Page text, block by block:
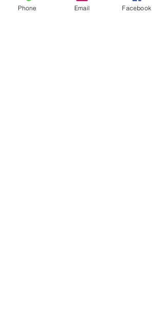
Phone Email Facebook